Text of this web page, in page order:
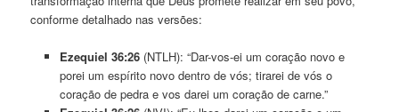
conforme detalhado nas versões:
Ezequiel 36:26(NTLH): “Dar-vos-ei um coração novo e
porei um espírito novo dentro de vós; tirarei de vós o
coração de pedra e vos darei um coração de carne.”